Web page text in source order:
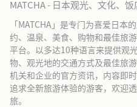
MATCHA - 日本观光、文化、
「MATCHA」是专门为喜爱日本
约、温泉、美食、购物和最佳旅
平台。以多达10种语言来提供观
物、观光地的交通方式及最佳旅
机关和企业的官方资讯，内容即
追求全新旅游体验的游客，欢迎
旅。